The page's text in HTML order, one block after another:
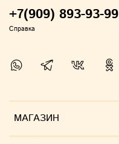
МАГАЗИН
+7(909) 893-93-99
Справка